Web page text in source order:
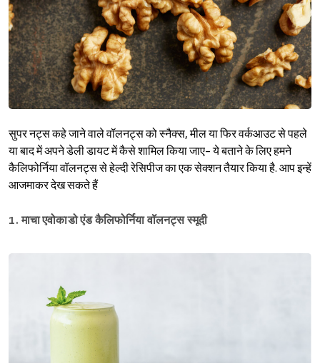
सुपर नट्स कहे जाने वाले वॉलनट्स को स्नैक्स, मील या फिर वर्कआउट से पहले
या बाद में अपने डेली डायट में कैसे शामिल किया जाए- ये बताने के लिए हमने
कैलिफोर्निया वॉलनट्स से हेल्दी रेसिपीज का एक सेक्शन तैयार किया है. आप इन्हें
आजमाकर देख सकते हैं
1. माचा एवोकाडो एंड कैलिफोर्नियावॉलनट्सस्मूदी